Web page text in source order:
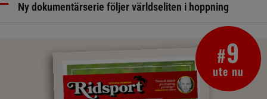
Ny dokumentärserie följer världseliten i hoppning
#9
ute nu